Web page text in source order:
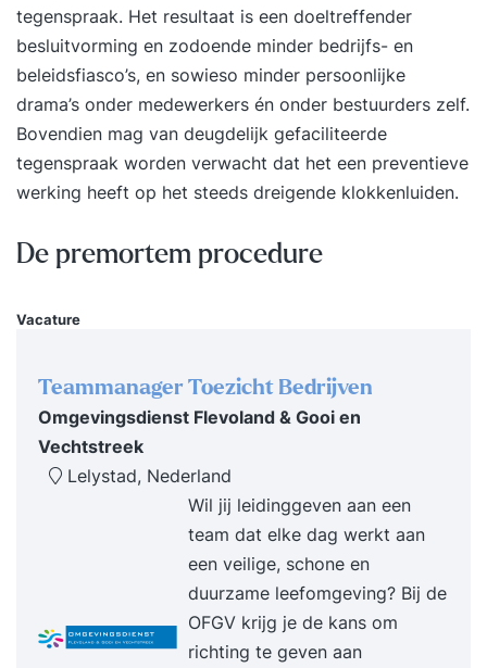
die voortkomen uit de organisatiecultuur, - AI en
andere technologische ontwikkelingen inzet op
een manier die bij je team past, - Een
werkomgeving creëert waarin medewerkers
wíllen blijven en excelleren, - De basis legt voor
een veerkrachtige en innovatieve (team-)cultuur,
klantgerichtheid, presteren, diversiteit,
duurzaamheid en veerkracht. Met interactieve
ontwikkel je zowel je persoonlijke als
opleiding: - Kun je cultuurverandering koppelen
aan strategische doelen en technologische
ontwikkelingen zoals AI, - Heb je grip op de
cultuur binnen jouw team en weet hoe je deze
actief kunt sturen, - Merk je dat weerstand tegen
verandering afneemt en betrokkenheid toeneemt,
- Sta je sterker als leider in een veranderende
omgeving, - Maak je direct impact met een
bewezen aanpak waarmee je blijvend het verschil
maakt Doelgroep: Ervaren leidinggevenden en
tegenspraak. Het resultaat is een doeltreffender
besluitvorming en zodoende minder bedrijfs- en
beleidsfiasco’s, en sowieso minder persoonlijke
drama’s onder medewerkers én onder bestuurders zelf.
Bovendien mag van deugdelijk gefaciliteerde
tegenspraak worden verwacht dat het een preventieve
werking heeft op het steeds dreigende klokkenluiden.
De premortem procedure
Vacature
Teammanager Toezicht Bedrijven
Omgevingsdienst Flevoland & Gooi en
Vechtstreek
Lelystad, Nederland
Wil jij leidinggeven aan een
team dat elke dag werkt aan
een veilige, schone en
duurzame leefomgeving? Bij de
OFGV krijg je de kans om
richting te geven aan